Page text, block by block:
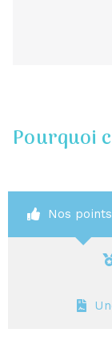
Pourquoi
Nos